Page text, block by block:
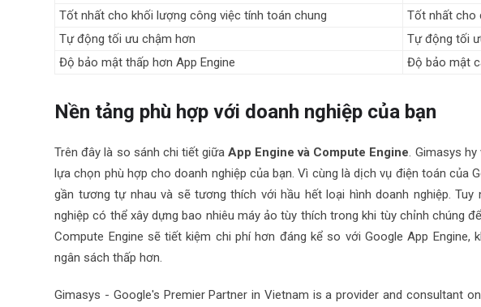
Tốt nhất cho khối lượng công việc tính toán chung
Tốt nhất cho
Tự động tối ưu chậm hơn
Tự động tối
Độ bảo mật thấp hơn App Engine
Độ bảo mật
Nền tảng phù hợp với doanh nghiệp của bạn
Trên đây là so sánh chi tiết giữaApp Engine và Compute Engine. Gimasys
lựa chọn phù hợp cho doanh nghiệp của bạn. Vì cùng là dịch vụ điện toán của
gần tương tự nhau và sẽ tương thích với hầu hết loại hình doanh nghiệp.
nghiệp có thể xây dựng bao nhiêu máy ảo tùy thích trong khi tùy chỉnh chúng
Compute Engine sẽ tiết kiệm chi phí hơn đáng kể so với Google App
ngân sách thấp hơn.
Gimasys - Google's Premier Partner in Vietnam is a provider and consultant